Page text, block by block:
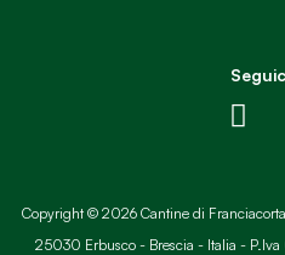
Copyright © 2026 Cantine di
25030 Erbusco - Brescia - Italia -